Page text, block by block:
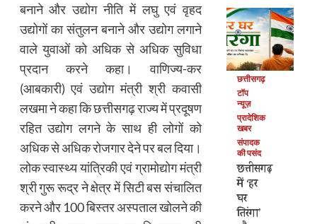
बनाने और उद्योग नीति में लघु एवं वृहद
उद्योगों का संतुलन बनाने और उद्योग लगाने
वाले युवाओं को अधिक से अधिक सुविधा
प्रदान करने कहा। वाणिज्य-कर
(आबकारी) एवं उद्योग मंत्री श्री कवासी
लखमा ने कहा कि छत्तीसगढ़ राज्य में प्रदूषण
रहित उद्योग लगने के साथ ही लोगों को
अधिक से अधिक रोजगार देने पर बल दिया।
लोक स्वास्थ्य यांत्रिकी एवं ग्रामोद्योग मंत्री
श्री गुरू रूद्र ने क्षेत्र में सिटी बस संचालित
करने और 100 बिस्तर अस्पताल खोलने की
छत्तीसगढ़
टॉप
न्यूज़
प्रादेशिक
खबर
संपादक
की पसंद
छत्तीसगढ़
में ‘हर
घर
तिरंगा’